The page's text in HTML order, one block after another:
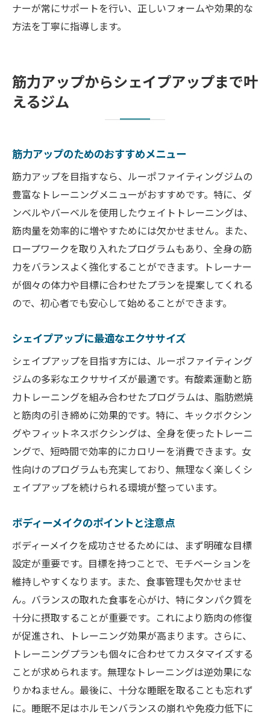
ナーが常にサポートを行い、正しいフォームや効果的な
方法を丁寧に指導します。
筋力アップからシェイプアップまで叶
えるジム
筋力アップのためのおすすめメニュー
筋力アップを目指すなら、ルーポファイティングジムの
豊富なトレーニングメニューがおすすめです。特に、ダ
ンベルやバーベルを使用したウェイトトレーニングは、
筋肉量を効率的に増やすためには欠かせません。また、
ロープワークを取り入れたプログラムもあり、全身の筋
力をバランスよく強化することができます。トレーナー
が個々の体力や目標に合わせたプランを提案してくれる
ので、初心者でも安心して始めることができます。
シェイプアップに最適なエクササイズ
シェイプアップを目指す方には、ルーポファイティング
ジムの多彩なエクササイズが最適です。有酸素運動と筋
力トレーニングを組み合わせたプログラムは、脂肪燃焼
と筋肉の引き締めに効果的です。特に、キックボクシン
グやフィットネスボクシングは、全身を使ったトレーニ
ングで、短時間で効率的にカロリーを消費できます。女
性向けのプログラムも充実しており、無理なく楽しくシ
ェイプアップを続けられる環境が整っています。
ボディーメイクのポイントと注意点
ボディーメイクを成功させるためには、まず明確な目標
設定が重要です。目標を持つことで、モチベーションを
維持しやすくなります。また、食事管理も欠かせませ
ん。バランスの取れた食事を心がけ、特にタンパク質を
十分に摂取することが重要です。これにより筋肉の修復
が促進され、トレーニング効果が高まります。さらに、
トレーニングプランも個々に合わせてカスタマイズする
ことが求められます。無理なトレーニングは逆効果にな
りかねません。最後に、十分な睡眠を取ることも忘れず
に。睡眠不足はホルモンバランスの崩れや免疫力低下に